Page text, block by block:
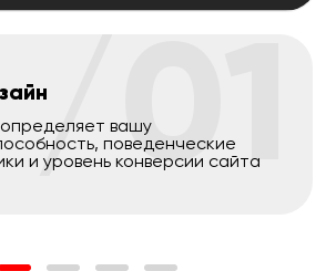
/01
вашу
поведенческие
и уровень конверсии сайта